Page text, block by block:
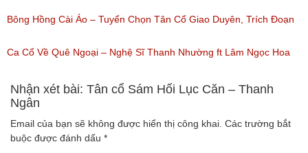
(Lượt nghe: 214)
Nhiều Nghệ Sĩ Hơi Dài Nghe Nhiều Nhất
(Lượt nghe: 208)
Bông Hồng Cài Áo – Tuyển Chọn Tân Cổ Giao Duyên, Trích Đoạn
Cải Lương Hay Dễ Nghe Mà Cũng Dễ Ngủ
(Lượt nghe: 234)
Ca Cổ Về Quê Ngoại – Nghệ Sĩ Thanh Nhường ft Lâm Ngọc Hoa
(Lượt nghe: 994)
Nhận xét bài: Tân cổ Sám Hối Lục Căn – Thanh
Ngân
Email của bạn sẽ không được hiển thị công khai. Các trường bắt
buộc được đánh dấu *